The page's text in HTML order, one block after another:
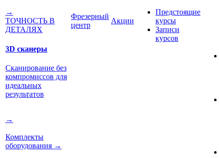
→
ТОЧНОСТЬ В
ДЕТАЛЯХ
3D сканеры
Сканирование без
компромиссов для
идеальных
результатов
→
Комплекты
оборудования →
Фрезерный
центр
Акции
Предстоящие
курсы
Записи
курсов